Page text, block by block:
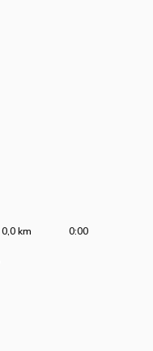
0:00
0,0 km